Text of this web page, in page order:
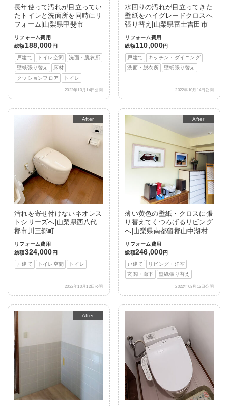
長年使って汚れが目立ってい
たトイレと洗面所を同時にリ
フォーム|山梨県甲斐市
リフォーム費用
総額188,000 円
戸建て
トイレ空間
洗面・脱衣所
壁紙張り替え
床材
クッションフロア
トイレ
2022年10月14日公開
水回りの汚れが目立ってきた
壁紙をハイグレードクロスへ
張り替え|山梨県富士吉田市
リフォーム費用
総額110,000円
戸建て
キッチン・ダイニング
洗面・脱衣所
壁紙張り替え
2022年10月14日公開
After
汚れを寄せ付けないネオレス
トシリーズへ|山梨県西八代
郡市川三郷町
リフォーム費用
総額324,000 円
戸建て
トイレ空間 トイレ
2022年10月12日公開
After
薄い黄色の壁紙・クロスに張
り替えてくつろげるリビング
へ|山梨県南都留郡山中湖村
リフォーム費用
総額246,000円
戸建て
リビング・洋室
玄関・廊下
壁紙張り替え
2022年03月12日公開
After